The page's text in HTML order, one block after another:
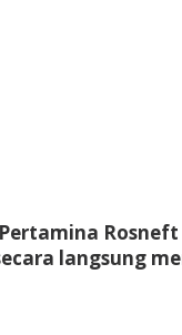
Pertamina
langsung